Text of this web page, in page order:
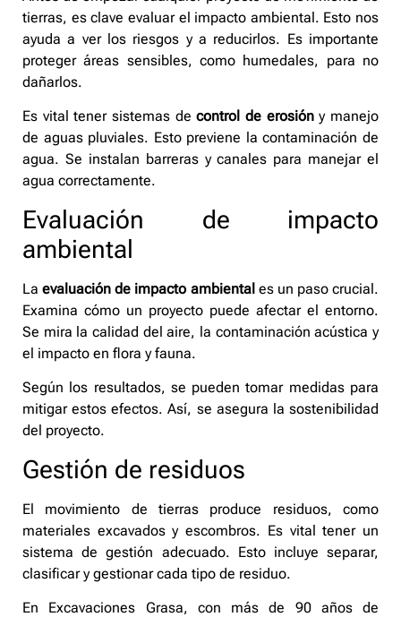
tierras, es clave evaluar el impacto ambiental. Esto nos
ayuda a ver los riesgos y a reducirlos. Es importante
proteger áreas sensibles, como humedales, para no
dañarlos.
Es vital tener sistemas decontrol de erosióny manejo
de aguas pluviales. Esto previene la contaminación de
agua. Se instalan barreras y canales para manejar el
agua correctamente.
Evaluación de impacto
ambiental
Laevaluación de impacto ambientales un paso crucial.
Examina cómo un proyecto puede afectar el entorno.
Se mira la calidad del aire, la contaminación acústica y
el impacto en flora y fauna.
Según los resultados, se pueden tomar medidas para
mitigar estos efectos. Así, se asegura la sostenibilidad
del proyecto.
Gestión de residuos
El movimiento de tierras produce residuos, como
materiales excavados y escombros. Es vital tener un
sistema de gestión adecuado. Esto incluye separar,
clasificar y gestionar cada tipo de residuo.
En Excavaciones Grasa, con más de 90 años de